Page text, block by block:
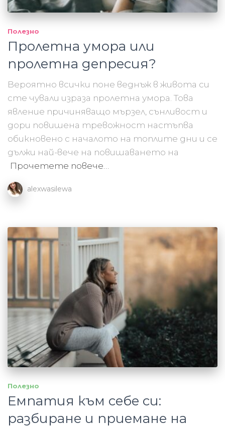
Полезно
Пролетна умора или
пролетна депресия?
Вероятно всички поне веднъж в живота си
сте чували израза пролетна умора. Това
явление причиняващо мързел, сънливост и
дори повишена тревожност настъпва
обикновено с началото на топлите дни и се
дължи най-вече на повишаването на
Прочетете повече…
alexwasilewa
Полезно
Емпатия към себе си:
разбиране и приемане на